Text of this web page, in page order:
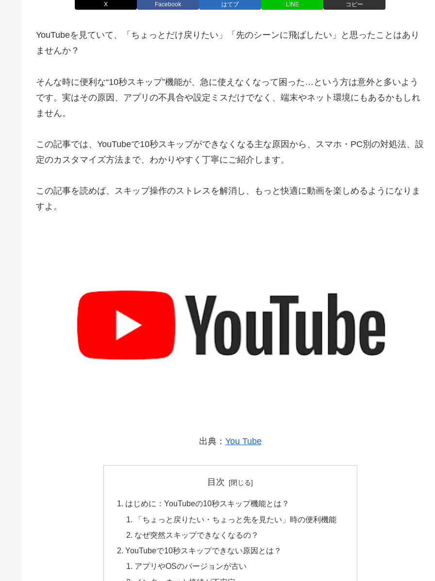
X Facebook はてブ LINE コピー
YouTubeを見ていて、「ちょっとだけ戻りたい」「先のシーンに飛ばしたい」と思ったことはあり
ませんか？
そんな時に便利な“10秒スキップ”機能が、急に使えなくなって困った…という方は意外と多いよう
です。実はその原因、アプリの不具合や設定ミスだけでなく、端末やネット環境にもあるかもしれ
ません。
この記事では、YouTubeで10秒スキップができなくなる主な原因から、スマホ・PC別の対処法、設
定のカスタマイズ方法まで、わかりやすく丁寧にご紹介します。
この記事を読めば、スキップ操作のストレスを解消し、もっと快適に動画を楽しめるようになりま
すよ。
出典： You Tube
目次
はじめに：YouTubeの10秒スキップ機能とは？
「ちょっと戻りたい・ちょっと先を見たい」時の便利機能
なぜ突然スキップできなくなるの？
YouTubeで10秒スキップできない原因とは？
アプリやOSのバージョンが古い